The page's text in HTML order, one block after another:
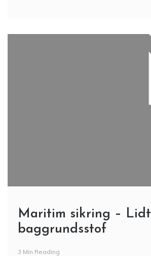
Maritim sikring – Lidt
baggrundsstof
3 Min Reading